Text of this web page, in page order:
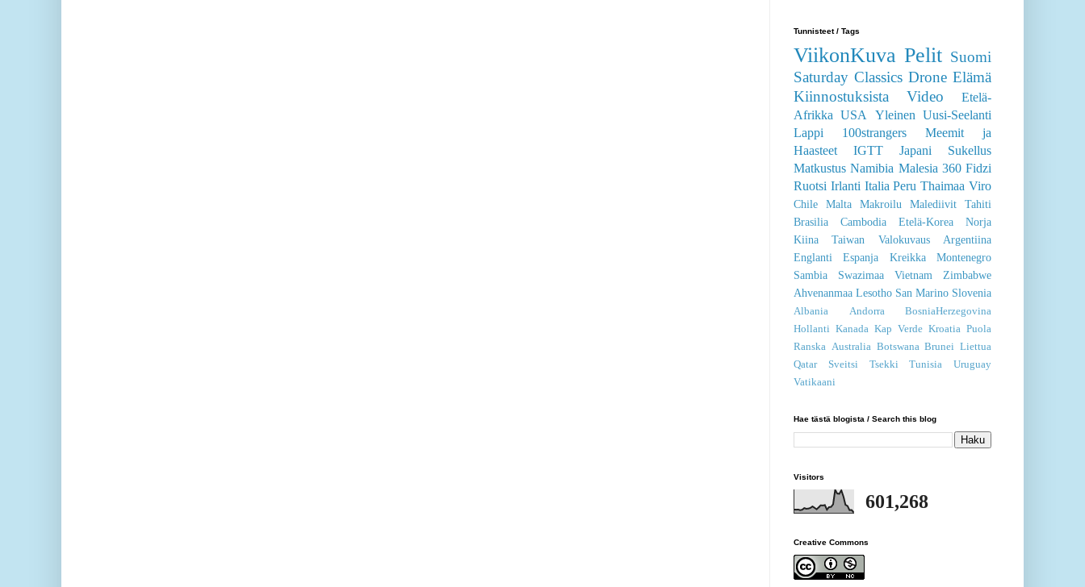
Tunnisteet / Tags
ViikonKuva Pelit Suomi
Saturday Classics Drone Elämä
Kiinnostuksista
Video
Etelä-
Afrikka
USA Yleinen Uusi-Seelanti
Lappi
100strangers
Meemit ja
Haasteet
IGTT Japani
Sukellus
Matkustus Namibia Malesia 360 Fidzi
Ruotsi Irlanti Italia Peru Thaimaa Viro
Chile Malta Makroilu Malediivit
Tahiti
Brasilia
Cambodia Etelä-Korea
Norja
Kiina
Taiwan Valokuvaus
Argentiina
Englanti
Espanja Kreikka
Montenegro
Sambia
Swazimaa Vietnam
Zimbabwe
Ahvenanmaa Lesotho San Marino Slovenia
Albania Andorra
BosniaHerzegovina
Hollanti Kanada Kap Verde Kroatia Puola
Ranska Australia Botswana Brunei Liettua
Qatar
Sveitsi Tsekki Tunisia
Uruguay
Vatikaani
Hae tästä blogista / Search this blog
Visitors
601,268
Creative Commons